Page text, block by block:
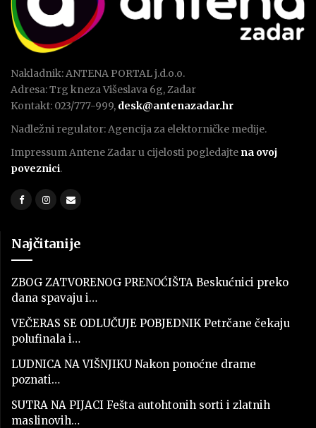
Nakladnik: ANTENA PORTAL j.d.o.o.
Adresa: Trg kneza Višeslava 6g, Zadar
Kontakt: 023/777-999, desk@antenazadar.hr
Nadležni regulator: Agencija za elektorničke medije.
Impressum Antene Zadar u cijelosti pogledajte na ovoj
poveznici.
Najčitanije
ZBOG ZATVORENOG PRENOĆIŠTA Beskućnici preko
dana spavaju i…
VEČERAS SE ODLUČUJE POBJEDNIK Petrčane čekaju
polufinala i…
LUDNICA NA VIŠNJIKU Nakon ponoćne drame
poznati…
SUTRA NA PIJACI Fešta autohtonih sorti i zlatnih
maslinovih…